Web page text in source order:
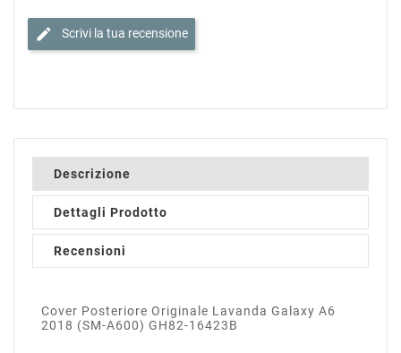
edit Scrivi la tua recensione
Descrizione
Dettagli Prodotto
Recensioni
Cover Posteriore Originale Lavanda Galaxy A6
2018 (SM-A600) GH82-16423B